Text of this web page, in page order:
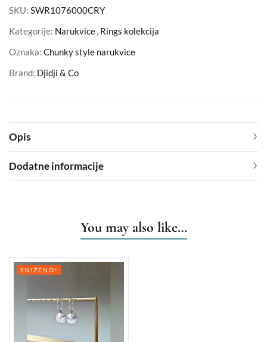
SKU: SWR1076000CRY
Kategorije: Narukvice, Rings kolekcija
Oznaka: Chunky style narukvice
Brand: Djidji & Co
Opis
Dodatne informacije
You may also like…
SNIŽENO!